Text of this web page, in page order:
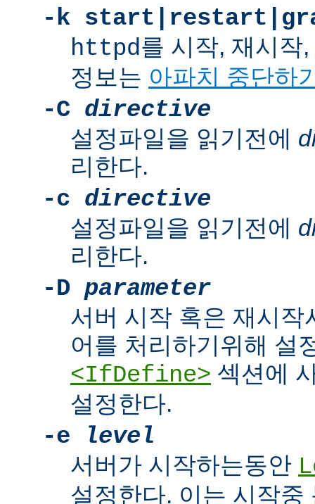
-k
httpd를 시작, 재시작
정보는 아파치 중단하
-C directive
설정파일을 읽기전에
리한다.
-c directive
설정파일을 읽기전에
리한다.
-D parameter
서버 시작 혹은 재시작
어를 처리하기위해 설
<IfDefine> 섹션에
설정한다.
-e
level
서버가 시작하는동안
설정한다. 이는 시작중